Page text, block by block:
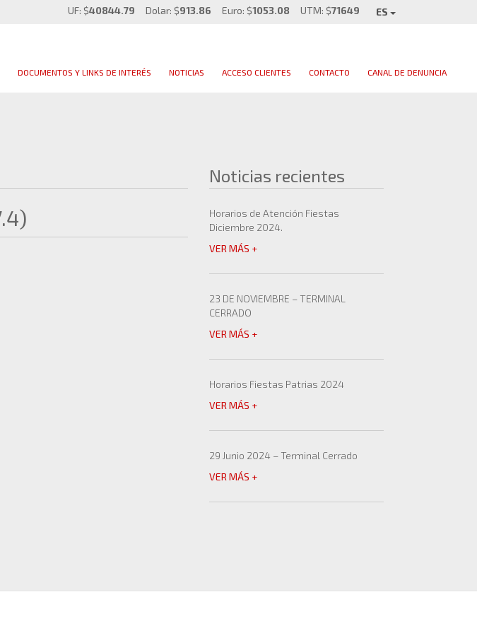
UF: $40844.79 Dolar: $913.86 Euro: $1053.08 UTM: $71649 ES
DOCUMENTOS Y LINKS DE INTERÉS NOTICIAS ACCESO CLIENTES CONTACTO CANAL DE DENUNCIA
Noticias recientes
Horarios de Atención Fiestas
Diciembre 2024.
VER MÁS +
23 DE NOVIEMBRE – TERMINAL
CERRADO
VER MÁS +
Horarios Fiestas Patrias 2024
VER MÁS +
29 Junio 2024 – Terminal Cerrado
VER MÁS +